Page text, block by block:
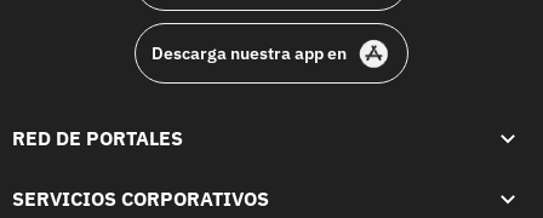
Descarga nuestra app en
RED DE PORTALES
SERVICIOS CORPORATIVOS